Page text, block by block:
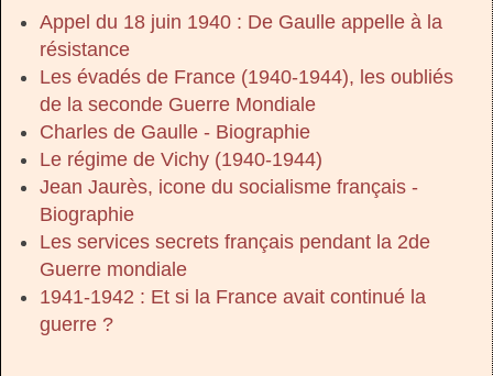
Appel du 18 juin 1940 : De Gaulle appelle à la
résistance
Les évadés de France (1940-1944), les oubliés
de la seconde Guerre Mondiale
Charles de Gaulle - Biographie
Le régime de Vichy (1940-1944)
Jean Jaurès, icone du socialisme français -
Biographie
Les services secrets français pendant la 2de
Guerre mondiale
1941-1942 : Et si la France avait continué la
guerre ?